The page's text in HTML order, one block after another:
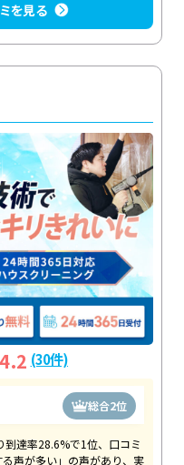
を見る
4.2 (30件)
総合2位
達率28.6%で1位、口コミ
声が多い」の声があり、実